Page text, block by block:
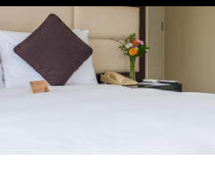
CONTACTO
RESERVAS